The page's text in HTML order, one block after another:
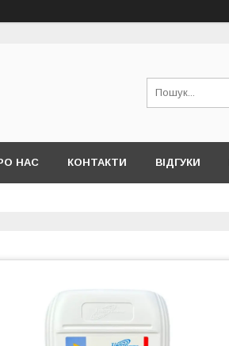
НАС КОНТАКТИ ВІДГУКИ